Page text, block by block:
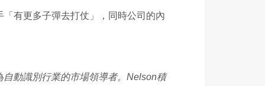
有更多子彈去打仗」，同時公司的內
動識別行業的市場領導者。Nelson積